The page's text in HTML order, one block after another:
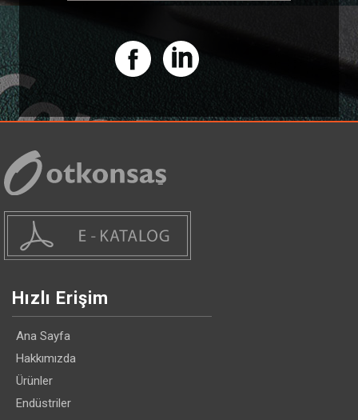
Hızlı Erişim
Ana Sayfa
Hakkımızda
Ürünler
Endüstriler